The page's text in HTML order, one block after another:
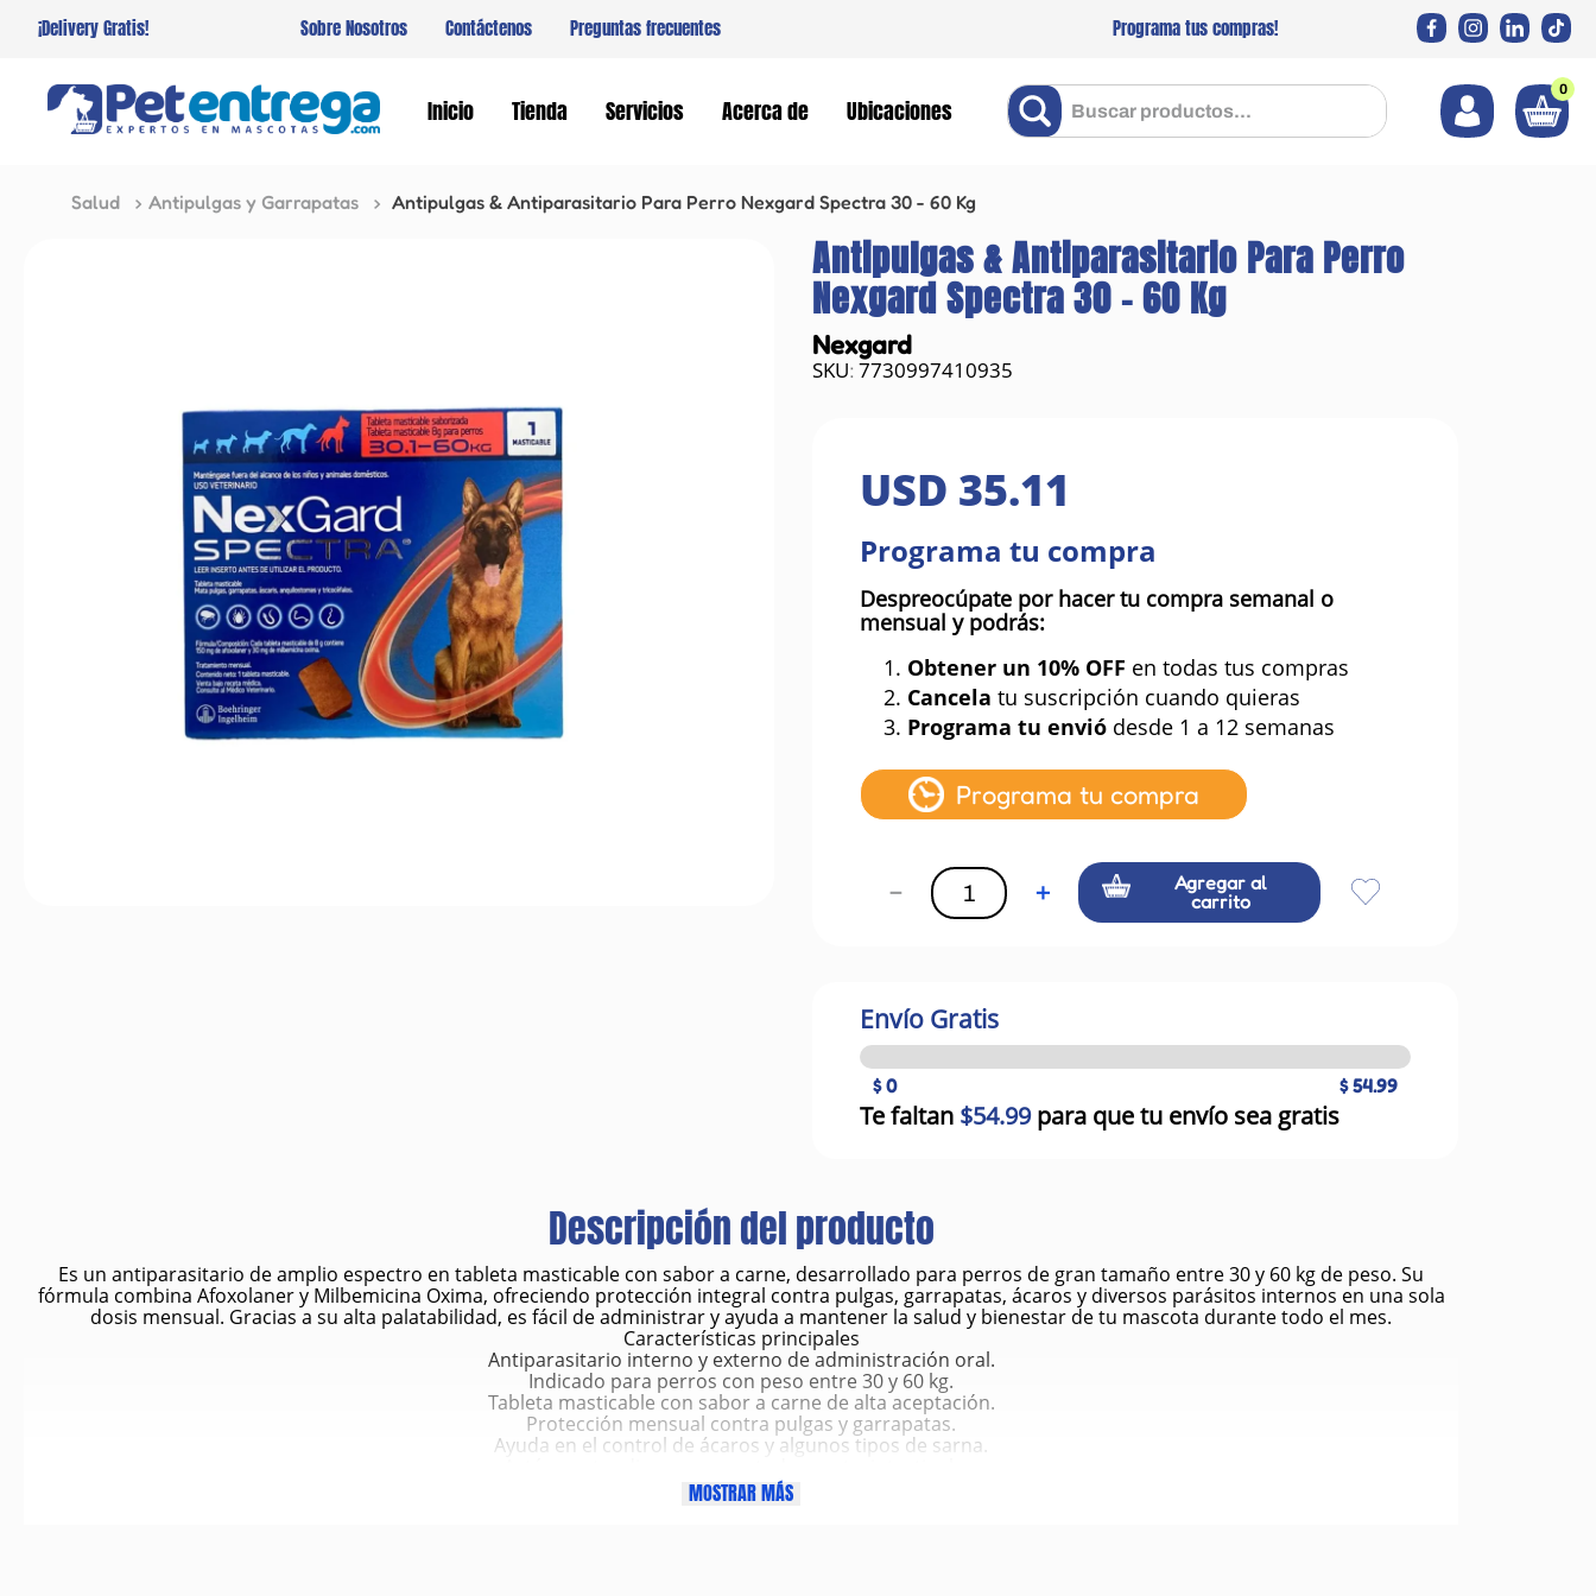
¡Delivery Gratis! Sobre Nosotros Contáctenos Preguntas frecuentes Programa tus compras!
Inicio Tienda Servicios Acerca de Ubicaciones
Buscar productos... 0
Salud Antipulgas y Garrapatas Antipulgas & Antiparasitario Para Perro Nexgard Spectra 30 - 60 Kg
Antipulgas & Antiparasitario Para Perro
Nexgard Spectra 30 - 60 Kg
Nexgard
:7730997410935
USD 35.11
Programa tu compra
Despreocúpate por hacer tu compra semanal o
mensual y podrás:
1. Obtener un 10% OFF en todas tus compras
2. Cancela tu suscripción cuando quieras
3. Programa tu envió desde 1 a 12 semanas
Programa tu compra
＋
－
Agregar al
carrito
Envío Gratis
$ 0 $ 54.99
Te faltan $54.99para que tu envío sea gratis
Descripción del producto
Es un antiparasitario de amplio espectro en tableta masticable con sabor a carne, desarrollado para perros de gran tamaño entre 30 y 60 kg de peso. Su
fórmula combina Afoxolaner y Milbemicina Oxima, ofreciendo protección integral contra pulgas, garrapatas, ácaros y diversos parásitos internos en una sola
dosis mensual. Gracias a su alta palatabilidad, es fácil de administrar y ayuda a mantener la salud y bienestar de tu mascota durante todo el mes.
Características principales
Antiparasitario interno y externo de administración oral.
Indicado para perros con peso entre 30 y 60 kg.
Tableta masticable con sabor a carne de alta aceptación.
Protección mensual contra pulgas y garrapatas.
Ayuda en el control de ácaros y algunos tipos de sarna.
Contribuye a la prevención de la dirofilariosis (gusano del corazón).
Fácil administración, con o sin alimento.
MOSTRAR MÁS